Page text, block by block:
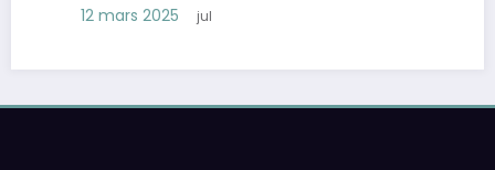
12 mars 2025 jul